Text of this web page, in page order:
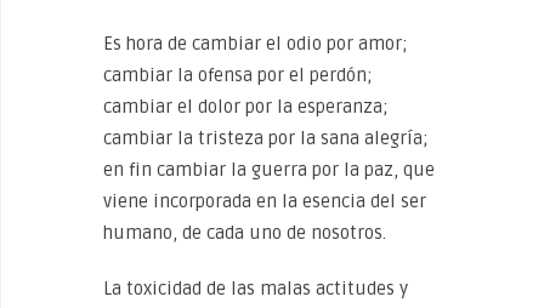
Es hora de cambiar el odio por amor;
cambiar la ofensa por el perdón;
cambiar el dolor por la esperanza;
cambiar la tristeza por la sana alegría;
en fin cambiar la guerra por la paz, que
viene incorporada en la esencia del ser
humano, de cada uno de nosotros.
La toxicidad de las malas actitudes y